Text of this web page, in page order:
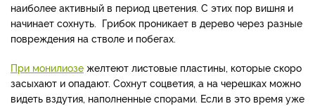
наиболее активный в период цветения. С этих пор вишня и
начинает сохнуть. Грибок проникает в дерево через разные
повреждения на стволе и побегах.
При монилиозе желтеют листовые пластины, которые скоро
засыхают и опадают. Сохнут соцветия, а на черешках можно
видеть вздутия, наполненные спорами. Если в это время уже